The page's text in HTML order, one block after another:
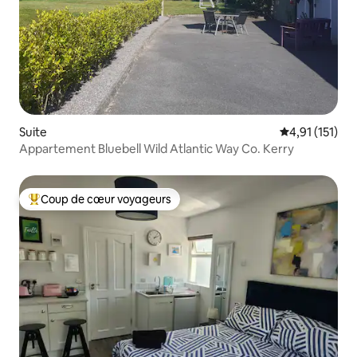
Suite Évaluation
4,91 (151)
Appartement Bluebell Wild Atlantic Way Co. Kerry
Coups de cœur voyageurs les plus appréciés
Coup de cœur voyageurs